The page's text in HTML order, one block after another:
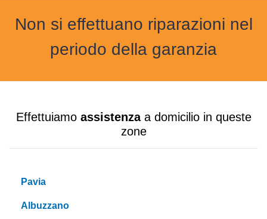
Non si effettuano riparazioni nel
periodo della garanzia
Effettuiamo assistenza a domicilio in queste
zone
Pavia
Albuzzano